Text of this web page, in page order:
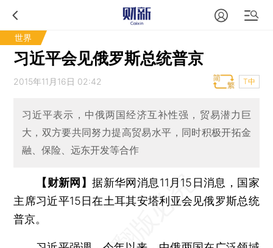
世界
习近平会见俄罗斯总统普京
2015年11月16日 02:42 T中
习近平表示，中俄两国经济互补性强，贸易潜力巨
大，双方要共同努力提高贸易水平，同时积极开拓金
融、保险、远东开发等合作
【财新网】据新华网消息11月15日消息，国家
主席习近平15日在土耳其安塔利亚会见俄罗斯总统
普京。